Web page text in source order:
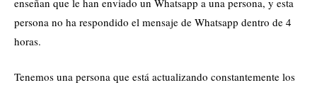
enseñan que le han enviado un Whatsapp a una persona, y esta
persona no ha respondido el mensaje de Whatsapp dentro de 4
horas.
Tenemos una persona que está actualizando constantemente los